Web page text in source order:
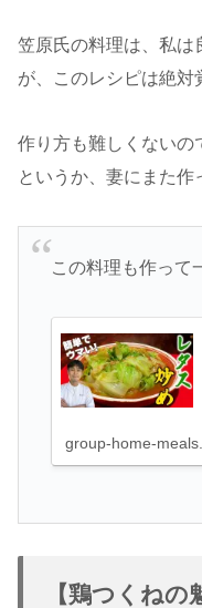
笠原氏の料理は、私は
が、このレシピは絶対
作り方も難しくないの
というか、妻にまた作
この料理も作って
group-home-
【鶏つくねの